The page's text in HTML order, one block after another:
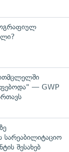
— GWP
სარეაბილიტაციო
შესახებ